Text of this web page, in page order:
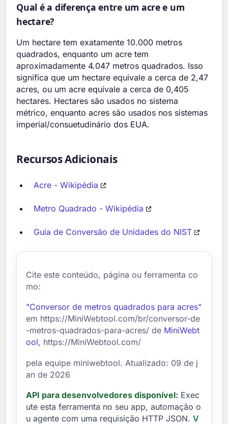
Qual é a diferença entre um acre e um
hectare?
Um hectare tem exatamente 10.000 metros
quadrados, enquanto um acre tem
aproximadamente 4.047 metros quadrados. Isso
significa que um hectare equivale a cerca de 2,47
acres, ou um acre equivale a cerca de 0,405
hectares. Hectares são usados no sistema
métrico, enquanto acres são usados nos sistemas
imperial/consuetudinário dos EUA.
Recursos Adicionais
Acre - Wikipédia
Metro Quadrado - Wikipédia
Guia de Conversão de Unidades do NIST
Cite este conteúdo, página ou ferramenta co
mo:
"Conversor de metros quadrados para acres"
em https://MiniWebtool.com/br/conversor-de
-metros-quadrados-para-acres/ de MiniWebt
ool, https://MiniWebtool.com/
pela equipe miniwebtool. Atualizado: 09 de j
an de 2026
API para desenvolvedores disponível: Exec
ute esta ferramenta no seu app, automação o
u agente com uma requisição HTTP JSON. V